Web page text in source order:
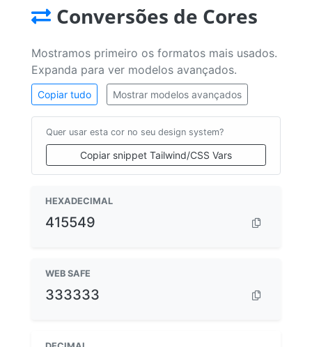
Conversões de Cores
Mostramos primeiro os formatos mais usados.
Expanda para ver modelos avançados.
Copiar tudo Mostrar modelos avançados
Quer usar esta cor no seu design system?
Copiar snippet Tailwind/CSS Vars
HEXADECIMAL
415549
WEB SAFE
333333